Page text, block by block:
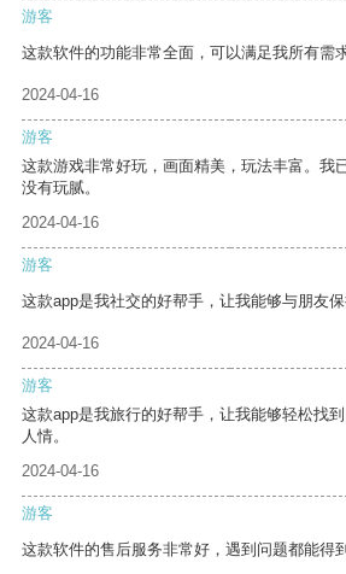
游客
这款软件的功能非常全面，可以满足我所有需求
2024-04-16
游客
这款游戏非常好玩，画面精美，玩法丰富。我
没有玩腻。
2024-04-16
游客
这款app是我社交的好帮手，让我能够与朋友保
2024-04-16
游客
这款app是我旅行的好帮手，让我能够轻松找
人情。
2024-04-16
游客
这款软件的售后服务非常好，遇到问题都能得